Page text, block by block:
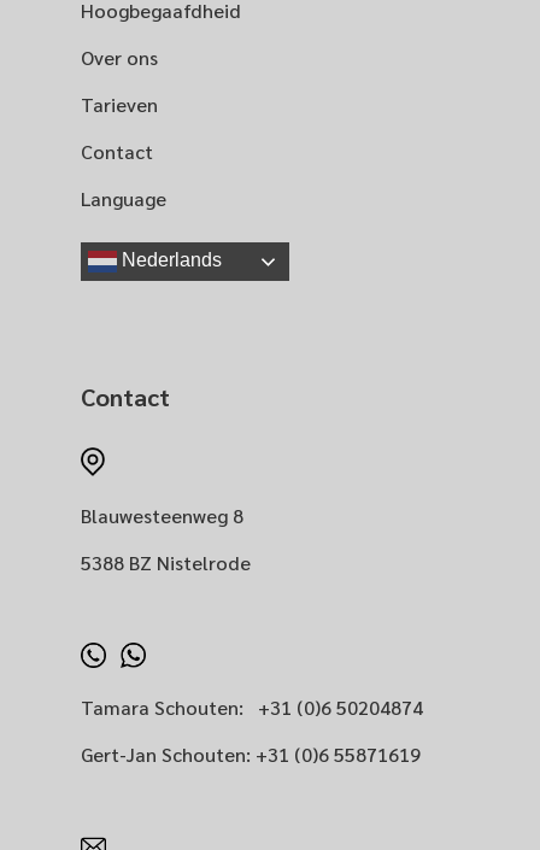
Hoogbegaafdheid
Over ons
Tarieven
Contact
Language
Nederlands
Contact
Blauwesteenweg 8
5388 BZ Nistelrode
Tamara Schouten: +31 (0)6 50204874
Gert-Jan Schouten: +31 (0)6 55871619